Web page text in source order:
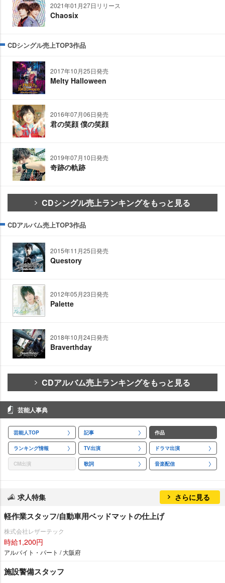
2021年01月27日リリース
Chaosix
CDシングル売上TOP3作品
2017年10月25日発売
Melty Halloween
2016年07月06日発売
君の笑顔 僕の笑顔
2019年07月10日発売
奇跡の軌跡
CDシングル売上ランキングをもっと見る
CDアルバム売上TOP3作品
2015年11月25日発売
Questory
2012年05月23日発売
Palette
2018年10月24日発売
Braverthday
CDアルバム売上ランキングをもっと見る
芸能人事典
芸能人TOP 記事 作品
ランキング情報 TV出演 ドラマ出演
CM出演 歌詞 音楽配信
求人特集 さらに見る
軽作業スタッフ/自動車用ベッドマットの仕上げ
株式会社レザーテック
時給1,200円
アルバイト・パート / 大阪府
施設警備スタッフ